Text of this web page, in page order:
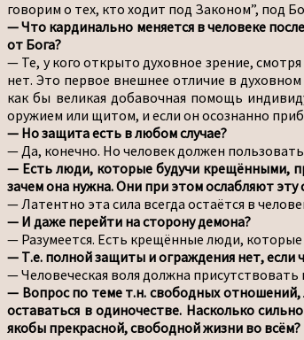
говорим о тех, кто ходит под Законом”, под
— Что кардинально меняется в человеке
от Бога?
— Те, у кого открыто духовное зрение,
нет. Это первое внешнее отличие в
как бы великая добавочная помощь
оружием или щитом, и если он осознанно
— Но защита есть в любом случае?
— Да, конечно. Но человек должен
— Есть люди, которые будучи крещёнными,
зачем она нужна. Они при этом ослабляют эту
— Латентно эта сила всегда остаётся в
— И даже перейти на сторону демона?
— Разумеется. Есть крещённые люди, которые
— Т.е. полной защиты и ограждения нет, если
— Человеческая воля должна
— Вопрос по теме т.н. свободных отношений,
оставаться в одиночестве. Насколько
якобы прекрасной, свободной жизни во всём?